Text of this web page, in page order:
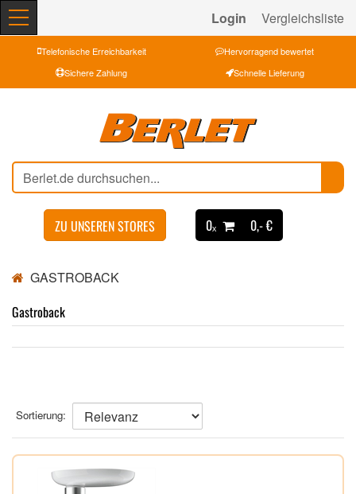
Login Vergleichsliste
Telefonische Erreichbarkeit
Hervorragend bewertet
Sichere Zahlung
Schnelle Lieferung
ZU UNSEREN STORES 0ₓ 0,- €
GASTROBACK
Gastroback
Sortierung: